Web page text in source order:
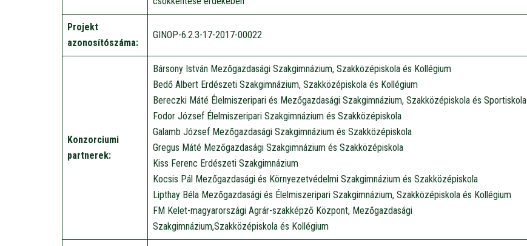
Projekt
azonosítószáma:
GINOP-6.2.3-17-2017-00022
Konzorciumi
partnerek:
Bársony István Mezőgazdasági Szakgimnázium, Szakközépiskola és Kollégium
Bedő Albert Erdészeti Szakgimnázium, Szakközépiskola és Kollégium
Bereczki Máté Élelmiszeripari és Mezőgazdasági Szakgimnázium, Szakközépiskola és Sportiskola
Fodor József Élelmiszeripari Szakgimnázium és Szakközépiskola
Galamb József Mezőgazdasági Szakgimnázium és Szakközépiskola
Gregus Máté Mezőgazdasági Szakgimnázium és Szakközépiskola
Kiss Ferenc Erdészeti Szakgimnázium
Kocsis Pál Mezőgazdasági és Környezetvédelmi Szakgimnázium és Szakközépiskola
Lipthay Béla Mezőgazdasági és Élelmiszeripari Szakgimnázium, Szakközépiskola és Kollégium
FM Kelet-magyarországi Agrár-szakképző Központ, Mezőgazdasági
Szakgimnázium,Szakközépiskola és Kollégium